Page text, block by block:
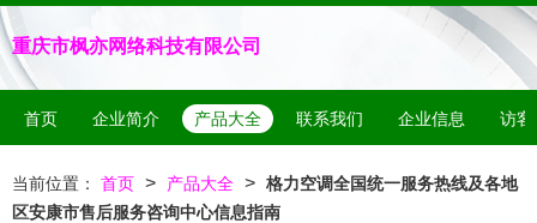
重庆市枫亦网络科技有限公司
首页 企业简介 产品大全 联系我们 企业信息 访客
当前位置： 首页 > 产品大全 > 格力空调全国统一服务热线及各地
区安康市售后服务咨询中心信息指南